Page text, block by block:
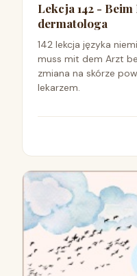
Lekcja 142 -
dermatologa
142 lekcja języka
muss mit dem Arzt
zmiana na skórze
lekarzem.